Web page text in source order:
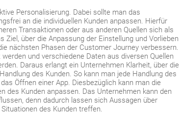
Personalisierung. Dabei sollte man das
an die individuellen Kunden anpassen. Hierfür
Transaktionen oder aus anderen Quellen sich als
Ziel, über die Anpassung der Einstellung und Vorlieben
nächsten Phasen der Customer Journey verbessern.
und verschiedene Daten aus diversen Quellen
Daraus erlangt ein Unternehmen Klarheit, über die
des Kunden. So kann man jede Handlung des
Öffnen einer App. Diesbezüglich kann man die
des Kunden anpassen. Das Unternehmen kann den
denn dadurch lassen sich Aussagen über
des Kunden treffen.